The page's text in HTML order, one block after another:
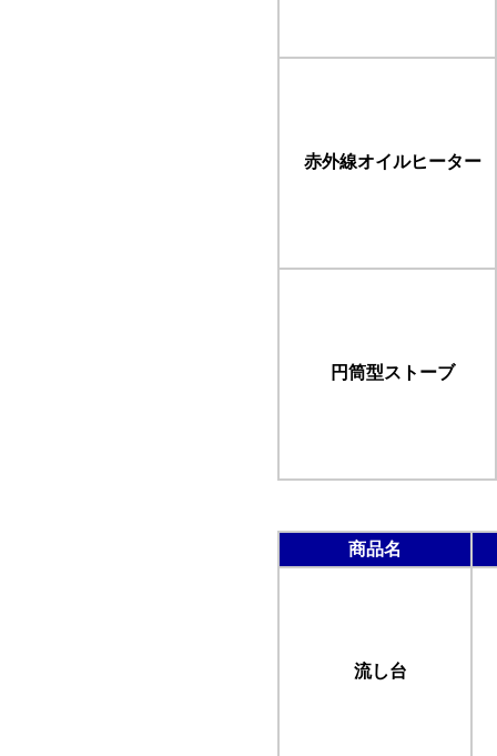
赤外線オイルヒーター
円筒型ストーブ
商品名
流し台